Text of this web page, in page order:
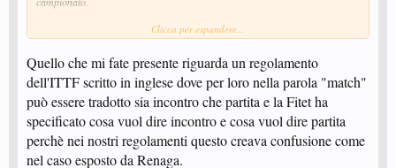
Mala tempora currunt !
Clicca per espandere...
Quello che mi fate presente riguarda un regolamento
dell'ITTF scritto in inglese dove per loro nella parola "match"
può essere tradotto sia incontro che partita e la Fitet ha
specificato cosa vuol dire incontro e cosa vuol dire partita
perchè nei nostri regolamenti questo creava confusione come
nel caso esposto da Renaga.